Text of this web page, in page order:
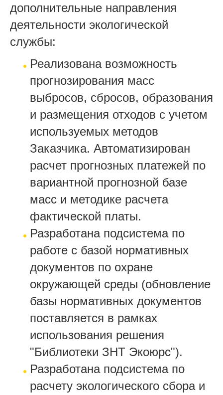
дополнительные направления
деятельности экологической
службы:
Реализована возможность
прогнозирования масс
выбросов, сбросов, образования
и размещения отходов с учетом
используемых методов
Заказчика. Автоматизирован
расчет прогнозных платежей по
вариантной прогнозной базе
масс и методике расчета
фактической платы.
Разработана подсистема по
работе с базой нормативных
документов по охране
окружающей среды (обновление
базы нормативных документов
поставляется в рамках
использования решения
"Библиотеки ЗНТ Экоюрс").
Разработана подсистема по
расчету экологического сбора и